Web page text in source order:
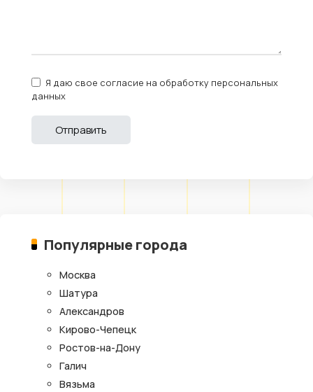
Я даю свое согласие на обработку персональных
данных
Популярные города
Москва
Шатура
Александров
Кирово-Чепецк
Ростов-на-Дону
Галич
Вязьма